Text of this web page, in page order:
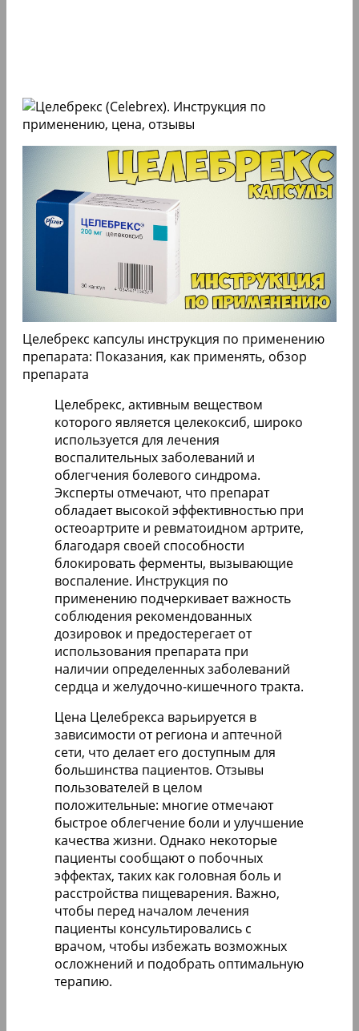
Целебрекс капсулы инструкция по применению
препарата: Показания, как применять, обзор
препарата
Целебрекс, активным веществом
которого является целекоксиб, широко
используется для лечения
воспалительных заболеваний и
облегчения болевого синдрома.
Эксперты отмечают, что препарат
обладает высокой эффективностью при
остеоартрите и ревматоидном артрите,
благодаря своей способности
блокировать ферменты, вызывающие
воспаление. Инструкция по
применению подчеркивает важность
соблюдения рекомендованных
дозировок и предостерегает от
использования препарата при
наличии определенных заболеваний
сердца и желудочно-кишечного тракта.
Цена Целебрекса варьируется в
зависимости от региона и аптечной
сети, что делает его доступным для
большинства пациентов. Отзывы
пользователей в целом
положительные: многие отмечают
быстрое облегчение боли и улучшение
качества жизни. Однако некоторые
пациенты сообщают о побочных
эффектах, таких как головная боль и
расстройства пищеварения. Важно,
чтобы перед началом лечения
пациенты консультировались с
врачом, чтобы избежать возможных
осложнений и подобрать оптимальную
терапию.